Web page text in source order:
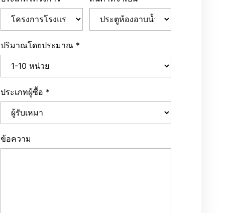
ปริมาณโดยประมาณ *
ประเภทผู้ซื้อ *
ข้อความ